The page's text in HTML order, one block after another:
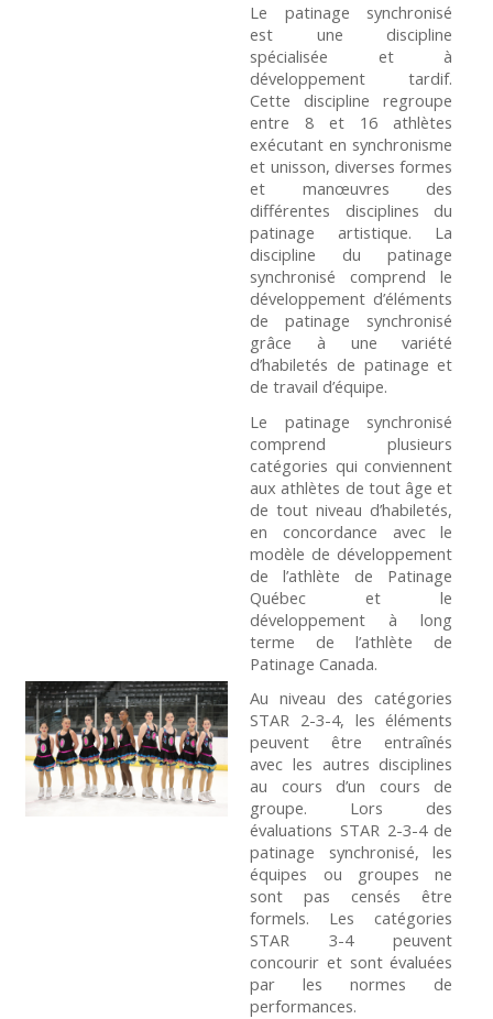
Le patinage synchronisé
est une discipline
spécialisée et à
développement tardif.
Cette discipline regroupe
entre 8 et 16 athlètes
exécutant en synchronisme
et unisson, diverses formes
et manœuvres des
différentes disciplines du
patinage artistique. La
discipline du patinage
synchronisé comprend le
développement d’éléments
de patinage synchronisé
grâce à une variété
d’habiletés de patinage et
de travail d’équipe.
Le patinage synchronisé
comprend plusieurs
catégories qui conviennent
aux athlètes de tout âge et
de tout niveau d’habiletés,
en concordance avec le
modèle de développement
de l’athlète de Patinage
Québec et le
développement à long
terme de l’athlète de
Patinage Canada.
Au niveau des catégories
STAR 2-3-4, les éléments
peuvent être entraînés
avec les autres disciplines
au cours d’un cours de
groupe. Lors des
évaluations STAR 2-3-4 de
patinage synchronisé, les
équipes ou groupes ne
sont pas censés être
formels. Les catégories
STAR 3-4 peuvent
concourir et sont évaluées
par les normes de
performances.